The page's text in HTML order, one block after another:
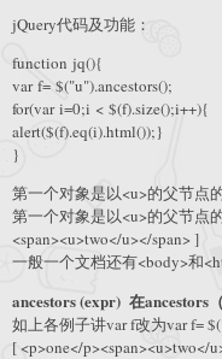
jQuery代码及功能：
function jq(){
var f= $("u").ancestors();
for(var i=0;i < $(f).size();i++){
alert($(f).eq(i).html());}
}
第一个对象是以<u>的父节点
第一个对象是以<u>的父节点
<span><u>two</u></span> ]
一般一个文档还有<body>和
ancestors (expr) 在ancestors
如上各例子讲var f改为var f=
[ <p>one</p><span><u>two</